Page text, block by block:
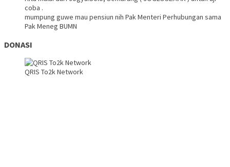
coba .
mumpung guwe mau pensiun nih Pak Menteri Perhubungan sama
Pak Meneg BUMN
DONASI
QRIS To2k Network